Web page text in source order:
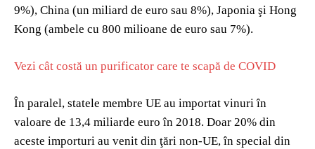
9%), China (un miliard de euro sau 8%), Japonia şi Hong
Kong (ambele cu 800 milioane de euro sau 7%).
Vezi cât costă un purificator care te scapă de COVID
În paralel, statele membre UE au importat vinuri în
valoare de 13,4 miliarde euro în 2018. Doar 20% din
aceste importuri au venit din ţări non-UE, în special din